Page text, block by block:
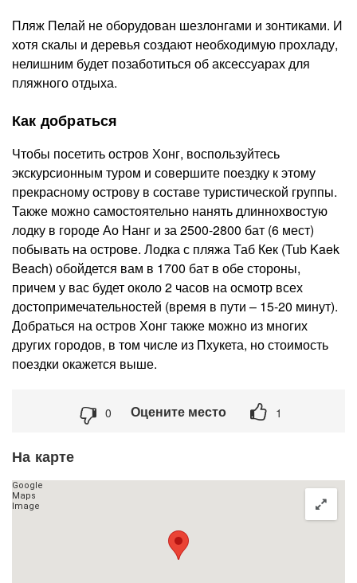
Пляж Пелай не оборудован шезлонгами и зонтиками. И
хотя скалы и деревья создают необходимую прохладу,
нелишним будет позаботиться об аксессуарах для
пляжного отдыха.
Как добраться
Чтобы посетить остров Хонг, воспользуйтесь
экскурсионным туром и совершите поездку к этому
прекрасному острову в составе туристической группы.
Также можно самостоятельно нанять длиннохвостую
лодку в городе Ао Нанг и за 2500-2800 бат (6 мест)
побывать на острове. Лодка с пляжа Таб Кек (Tub Kaek
Beach) обойдется вам в 1700 бат в обе стороны,
причем у вас будет около 2 часов на осмотр всех
достопримечательностей (время в пути – 15-20 минут).
Добраться на остров Хонг также можно из многих
других городов, в том числе из Пхукета, но стоимость
поездки окажется выше.
0 Оцените место 1
На карте